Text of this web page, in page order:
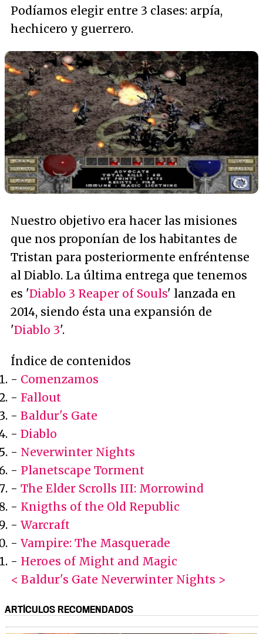
Podíamos elegir entre 3 clases: arpía,
hechicero y guerrero.
Nuestro objetivo era hacer las misiones
que nos proponían de los habitantes de
Tristan para posteriormente enfréntense
al Diablo. La última entrega que tenemos
es 'Diablo 3 Reaper of Souls' lanzada en
2014, siendo ésta una expansión de
'Diablo 3'.
Índice de contenidos
- Comenzamos
- Fallout
- Baldur's Gate
- Diablo
- Neverwinter Nights
- Planetscape Torment
- The Elder Scrolls III: Morrowind
- Knigths of the Old Republic
- Warcraft
- Vampire: The Masquerade
- Heroes of Might and Magic
< Baldur's Gate Neverwinter Nights >
ARTÍCULOS RECOMENDADOS